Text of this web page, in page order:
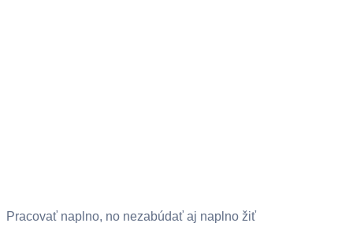
Pracovať naplno, no nezabúdať aj naplno žiť